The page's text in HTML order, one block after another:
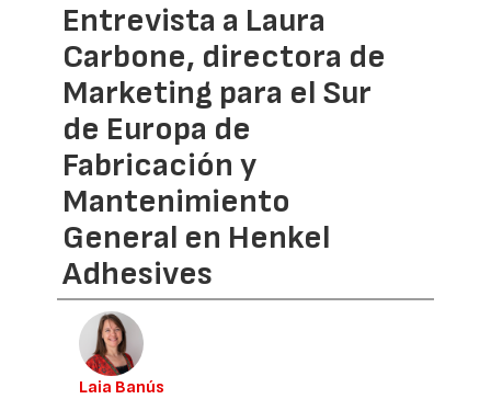
Entrevista a Laura
Carbone, directora de
Marketing para el Sur
de Europa de
Fabricación y
Mantenimiento
General en Henkel
Adhesives
Laia Banús